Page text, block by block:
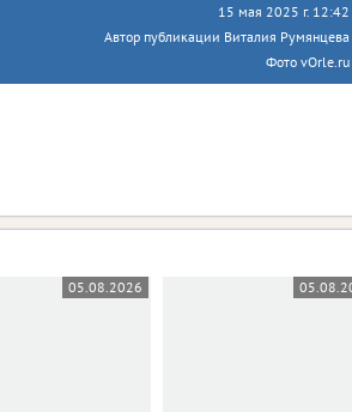
15 мая 2025 г. 12:42
Автор публикации Виталия Румянцева
Фото vOrle.ru
05.08.2026